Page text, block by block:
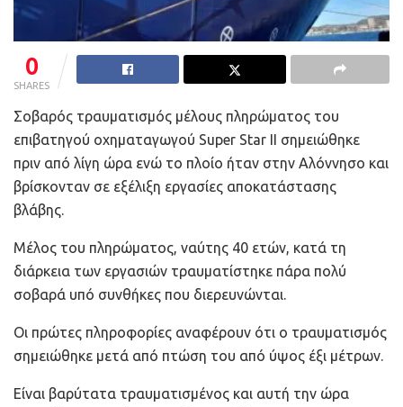
0
SHARES
Σοβαρός τραυματισμός μέλους πληρώματος του
επιβατηγού οχηματαγωγού Super Star ΙΙ σημειώθηκε
πριν από λίγη ώρα ενώ το πλοίο ήταν στην Αλόννησο και
βρίσκονταν σε εξέλιξη εργασίες αποκατάστασης
βλάβης.
Μέλος του πληρώματος, ναύτης 40 ετών, κατά τη
διάρκεια των εργασιών τραυματίστηκε πάρα πολύ
σοβαρά υπό συνθήκες που διερευνώνται.
Οι πρώτες πληροφορίες αναφέρουν ότι ο τραυματισμός
σημειώθηκε μετά από πτώση του από ύψος έξι μέτρων.
Είναι βαρύτατα τραυματισμένος και αυτή την ώρα